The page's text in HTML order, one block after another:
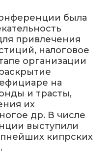
была
привлечения
налоговое
организации
на
и трасты,
их
др. В числе
выступили
кипрских